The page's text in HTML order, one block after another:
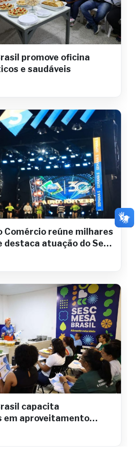
promove oficina
e saudáveis
Comércio reúne milhares
destaca atuação do Sesc
capacita
em aproveitamento